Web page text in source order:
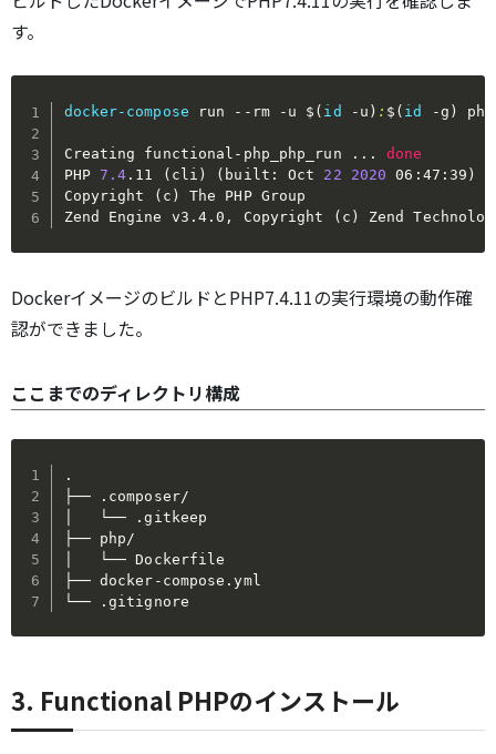
す。
docker-compose run --rm -u $( id -u ) : $( id -g )
Creating functional-php_php_run .. . done
PHP 7.4 .11 ( cli ) ( built: Oct 22 2020 06:47:39 )
Copyright
( c )
The PHP Group
Zend Engine v3.4.0, Copyright
( c ) Zend
DockerイメージのビルドとPHP7.4.11の実行環境の動作確
認ができました。
ここまでのディレクトリ構成
.
├── .composer/
│   └── .gitkeep
├── php/
│   └── Dockerfile
├── docker-compose.yml
└── .gitignore
3. Functional PHPのインストール